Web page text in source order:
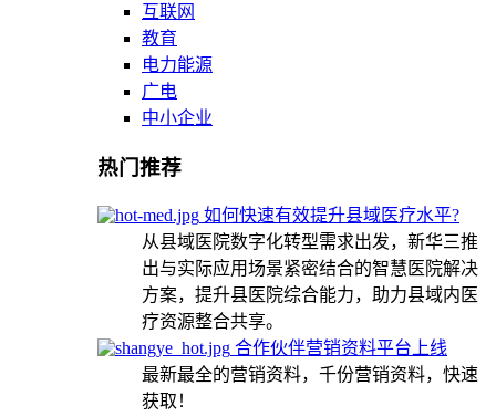
互联网
教育
电力能源
广电
中小企业
热门推荐
如何快速有效提升县域医疗水平?
从县域医院数字化转型需求出发，新华三推
出与实际应用场景紧密结合的智慧医院解决
方案，提升县医院综合能力，助力县域内医
疗资源整合共享。
合作伙伴营销资料平台上线
最新最全的营销资料，千份营销资料，快速
获取！